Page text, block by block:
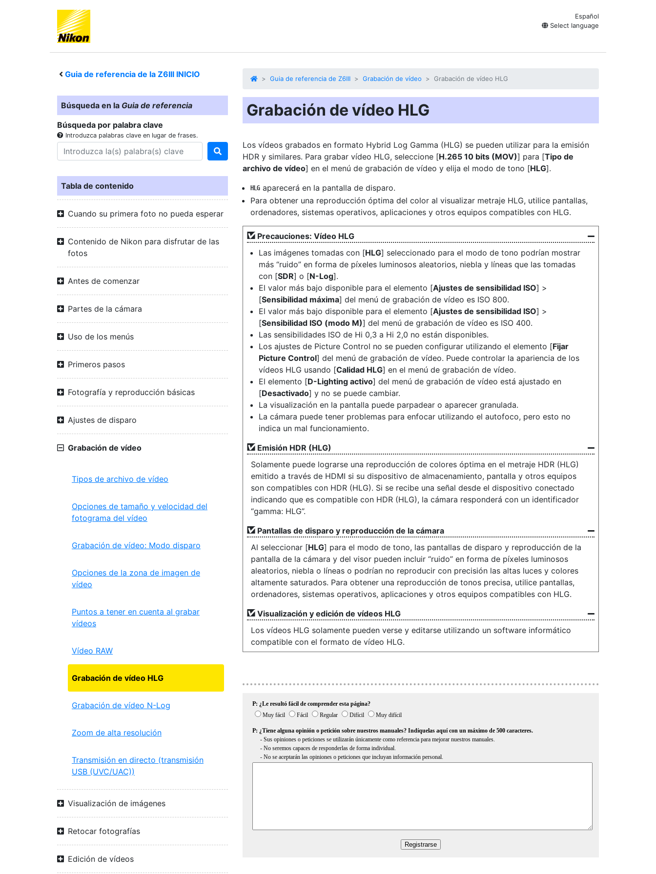
Español
Select language
Guia de referencia de la Z6III INICIO
Búsqueda en la Guia de referencia
Búsqueda por palabra clave
Introduzca palabras clave en lugar de frases.
Tabla de contenido
Cuando su primera foto no pueda esperar
Contenido de Nikon para disfrutar de las
fotos
Antes de comenzar
Partes de la cámara
Uso de los menús
Primeros pasos
Fotografía y reproducción básicas
Ajustes de disparo
Grabación de vídeo
Tipos de archivo de vídeo
Opciones de tamaño y velocidad del
fotograma del vídeo
Grabación de vídeo: Modo disparo
Opciones de la zona de imagen de
vídeo
Puntos a tener en cuenta al grabar
vídeos
Vídeo RAW
Grabación de vídeo HLG
Grabación de vídeo N-Log
Zoom de alta resolución
Transmisión en directo (transmisión
USB (UVC/UAC))
Visualización de imágenes
Retocar fotografías
Edición de vídeos
Guia de referencia de Z6III Grabación de vídeo Grabación de vídeo HLG
Grabación de vídeo HLG
Los vídeos grabados en formato Hybrid Log Gamma (HLG) se pueden utilizar para la emisión
HDR y similares. Para grabar vídeo HLG, seleccione [H.265 10 bits (MOV)] para [Tipo de
archivo de vídeo] en el menú de grabación de vídeo y elija el modo de tono [HLG].
o aparecerá en la pantalla de disparo.
Para obtener una reproducción óptima del color al visualizar metraje HLG, utilice pantallas,
ordenadores, sistemas operativos, aplicaciones y otros equipos compatibles con HLG.
Precauciones: Vídeo HLG
Las imágenes tomadas con [HLG] seleccionado para el modo de tono podrían mostrar
más “ruido” en forma de píxeles luminosos aleatorios, niebla y líneas que las tomadas
con [SDR] o [N-Log].
El valor más bajo disponible para el elemento [Ajustes de sensibilidad ISO] >
[Sensibilidad máxima] del menú de grabación de vídeo es ISO 800.
El valor más bajo disponible para el elemento [Ajustes de sensibilidad ISO] >
[Sensibilidad ISO (modo M)] del menú de grabación de vídeo es ISO 400.
Las sensibilidades ISO de Hi 0,3 a Hi 2,0 no están disponibles.
Los ajustes de Picture Control no se pueden configurar utilizando el elemento [Fijar
Picture Control] del menú de grabación de vídeo. Puede controlar la apariencia de los
vídeos HLG usando [Calidad HLG] en el menú de grabación de vídeo.
El elemento [D-Lighting activo] del menú de grabación de vídeo está ajustado en
[Desactivado] y no se puede cambiar.
La visualización en la pantalla puede parpadear o aparecer granulada.
La cámara puede tener problemas para enfocar utilizando el autofoco, pero esto no
indica un mal funcionamiento.
Emisión HDR (HLG)
Solamente puede lograrse una reproducción de colores óptima en el metraje HDR (HLG)
emitido a través de HDMI si su dispositivo de almacenamiento, pantalla y otros equipos
son compatibles con HDR (HLG). Si se recibe una señal desde el dispositivo conectado
indicando que es compatible con HDR (HLG), la cámara responderá con un identificador
“gamma: HLG”.
Pantallas de disparo y reproducción de la cámara
Al seleccionar [HLG] para el modo de tono, las pantallas de disparo y reproducción de la
pantalla de la cámara y del visor pueden incluir “ruido” en forma de píxeles luminosos
aleatorios, niebla o líneas o podrían no reproducir con precisión las altas luces y colores
altamente saturados. Para obtener una reproducción de tonos precisa, utilice pantallas,
ordenadores, sistemas operativos, aplicaciones y otros equipos compatibles con HLG.
Visualización y edición de vídeos HLG
Los vídeos HLG solamente pueden verse y editarse utilizando un software informático
compatible con el formato de vídeo HLG.